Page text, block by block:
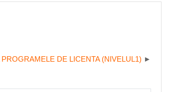
DE LICENTA (NIVELUL1)